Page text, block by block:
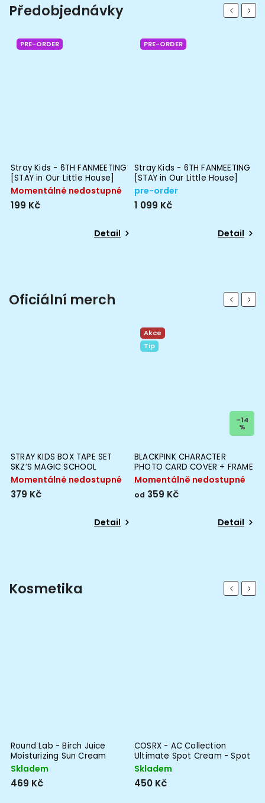
Předobjednávky Previous
PRE-ORDER
Stray Kids - 6TH FANMEETING
[STAY in Our Little House]
SPECIAL TRADING CARD
Momentálně nedostupné
199 Kč
Detail
PRE-ORDER
Stray Kids - 6TH FANMEETING
[STAY in Our Little House]
SKZOO PLUSH TOY Ver.
pre-order
1 099 Kč
Detail
Next
Oficiální merch Previous
STRAY KIDS BOX TAPE SET
SKZ’S MAGIC SCHOOL
Momentálně nedostupné
379 Kč
Detail
Akce
Tip
–14
%
BLACKPINK CHARACTER
PHOTO CARD COVER + FRAME
SET
Momentálně nedostupné
od 359 Kč
Detail
Next
Kosmetika Previous
Round Lab - Birch Juice
Moisturizing Sun Cream
SPF50+ PA++++ -
Moisturizing SPF Cream - 50
ml
Skladem
469 Kč
COSRX - AC Collection
Ultimate Spot Cream - Spot
Cream for Inflammation -
Skladem
450 Kč
Next